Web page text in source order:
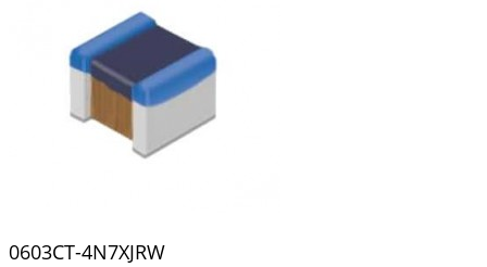
0603CT-4N7XJRW